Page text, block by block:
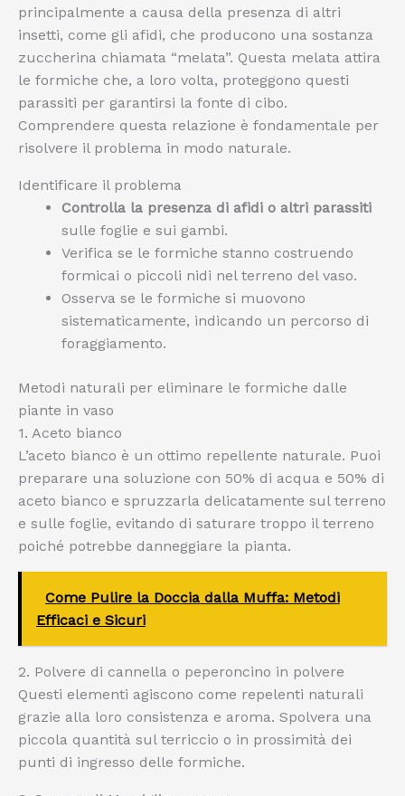
principalmente a causa della presenza di altri
insetti, come gli afidi, che producono una sostanza
zuccherina chiamata “melata”. Questa melata attira
le formiche che, a loro volta, proteggono questi
parassiti per garantirsi la fonte di cibo.
Comprendere questa relazione è fondamentale per
risolvere il problema in modo naturale.
Identificare il problema
Controlla la presenza di afidi o altri parassiti
sulle foglie e sui gambi.
Verifica se le formiche stanno costruendo
formicai o piccoli nidi nel terreno del vaso.
Osserva se le formiche si muovono
sistematicamente, indicando un percorso di
foraggiamento.
Metodi naturali per eliminare le formiche dalle
piante in vaso
1. Aceto bianco
L’aceto bianco è un ottimo repellente naturale. Puoi
preparare una soluzione con 50% di acqua e 50% di
aceto bianco e spruzzarla delicatamente sul terreno
e sulle foglie, evitando di saturare troppo il terreno
poiché potrebbe danneggiare la pianta.
Come Pulire la Doccia dalla Muffa: Metodi
Efficaci e Sicuri
2. Polvere di cannella o peperoncino in polvere
Questi elementi agiscono come repelenti naturali
grazie alla loro consistenza e aroma. Spolvera una
piccola quantità sul terriccio o in prossimità dei
punti di ingresso delle formiche.